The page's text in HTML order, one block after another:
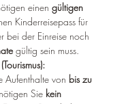
einen gültigen
Kinderreisepass für
bei der Einreise noch
gültig sein muss.
Aufenthalte von bis zu
Sie kein